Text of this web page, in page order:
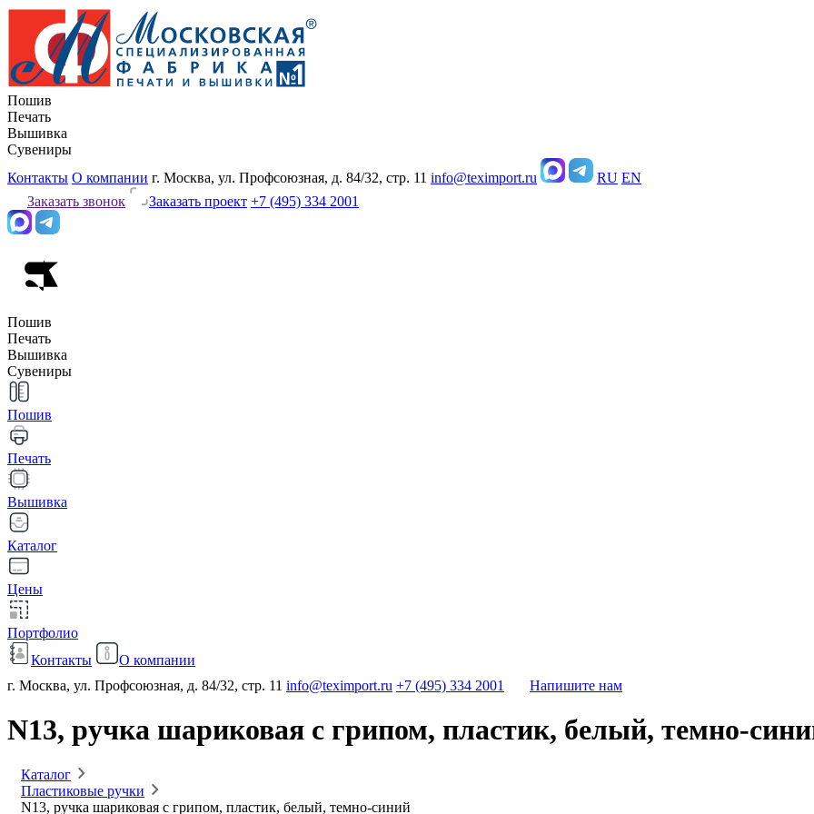
Пошив
Печать
Вышивка
Сувениры
Контакты О компании г. Москва, ул. Профсоюзная, д. 84/32, стр. 11 info@teximport.ru RU EN
Заказать звонок
Заказать проект +7 (495) 334 2001
Пошив
Печать
Вышивка
Сувениры
Пошив
Печать
Вышивка
Каталог
Цены
Портфолио
Контакты
О компании
г. Москва, ул. Профсоюзная, д. 84/32, стр. 11 info@teximport.ru +7 (495) 334 2001 Напишите нам
N13, ручка шариковая с грипом, пластик, белый, темно-
Каталог
Пластиковые ручки
N13, ручка шариковая с грипом, пластик, белый, темно-синий